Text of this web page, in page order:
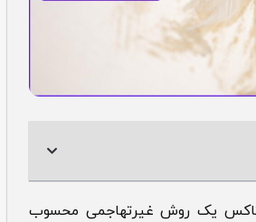
یک روش غیرتهاجمی محسوب